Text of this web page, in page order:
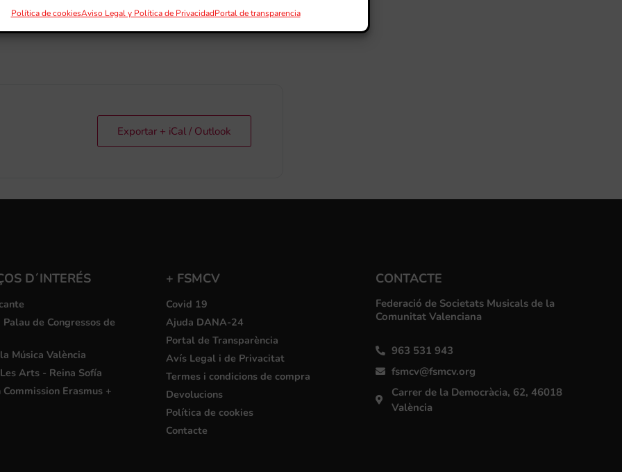
Política de cookiesAviso Legal y Política de PrivacidadPortal de transparencia
Exportar + iCal / Outlook
D´INTERÉS
de Congressos de
Música València
Arts - Reina Sofía
Commission Erasmus +
+ FSMCV
Covid 19
Ajuda DANA-24
Portal de Transparència
Avís Legal i de Privacitat
Termes i condicions de compra
Devolucions
Política de cookies
Contacte
CONTACTE
Federació de Societats Musicals de la
Comunitat Valenciana
963 531 943
fsmcv@fsmcv.org
Carrer de la Democràcia, 62, 46018
València